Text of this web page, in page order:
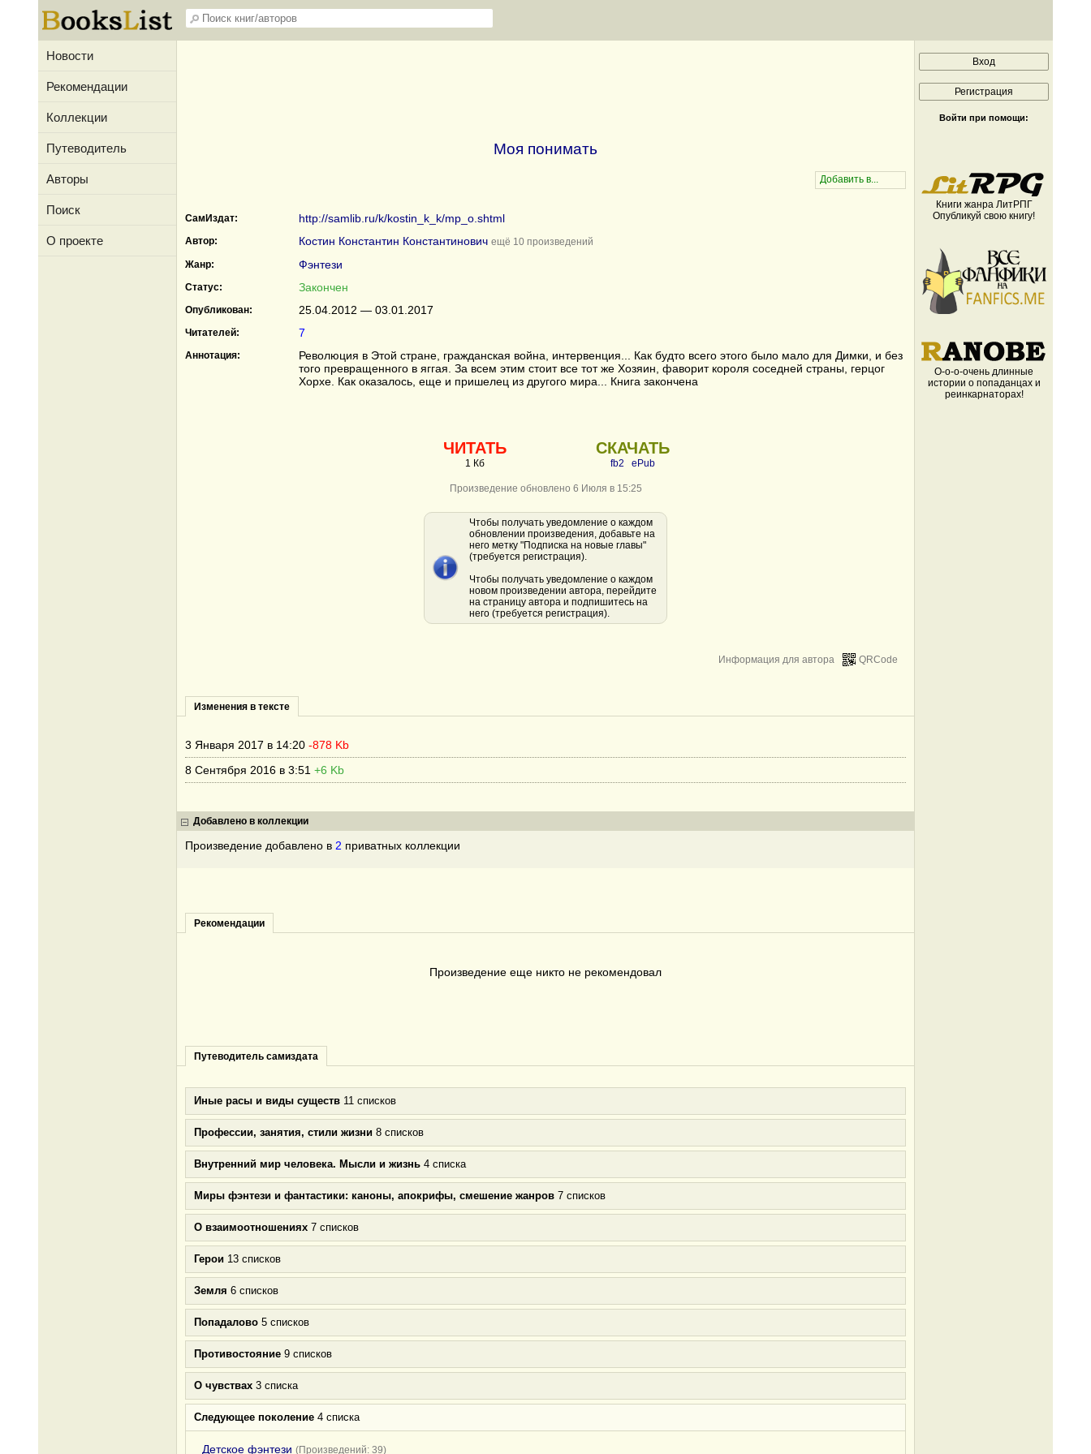
Новости
Рекомендации
Коллекции
Путеводитель
Авторы
Поиск
О проекте
Моя понимать
СамИздат: http://samlib.ru/k/kostin_k_k/mp_o.shtml
Автор: Костин Константин Константинович ещё 10 произведений
Жанр:
Фэнтези
Статус: Закончен
Опубликован: 25.04.2012 — 03.01.2017
Читателей: 7
Аннотация:
Революция в Этой стране, гражданская война, интервенция... Как будто всего этого было мало для Димки, и без
того превращенного в яггая. За всем этим стоит все тот же Хозяин, фаворит короля соседней страны, герцог
Хорхе. Как оказалось, еще и пришелец из другого мира... Книга закончена
ЧИТАТЬ
1 Кб
СКАЧАТЬ
fb2 ePub
Произведение обновлено 6 Июля в 15:25
Чтобы получать уведомление о каждом
обновлении произведения, добавьте на
него метку "Подписка на новые главы"
(требуется регистрация).
Чтобы получать уведомление о каждом
новом произведении автора, перейдите
на страницу автора и подпишитесь на
него (требуется регистрация).
QRCode
Информация для автора
Изменения в тексте
3 Января 2017 в 14:20 -878 Kb
8 Сентября 2016 в 3:51 +6 Kb
Добавлено в коллекции
Произведение добавлено в 2 приватных коллекции
Рекомендации
Произведение еще никто не рекомендовал
Путеводитель самиздата
Иные расы и виды существ 11 списков
Профессии, занятия, стили жизни 8 списков
Внутренний мир человека. Мысли и жизнь 4 списка
Миры фэнтези и фантастики: каноны, апокрифы, смешение жанров 7 списков
О взаимоотношениях 7 списков
Герои 13 списков
Земля 6 списков
Попадалово 5 списков
Противостояние 9 списков
О чувствах 3 списка
Следующее поколение 4 списка
Детское фэнтези (Произведений: 39)
Войти при помощи:
Книги жанра ЛитРПГ
Опубликуй свою книгу!
О-о-о-очень длинные
истории о попаданцах и
реинкарнаторах!